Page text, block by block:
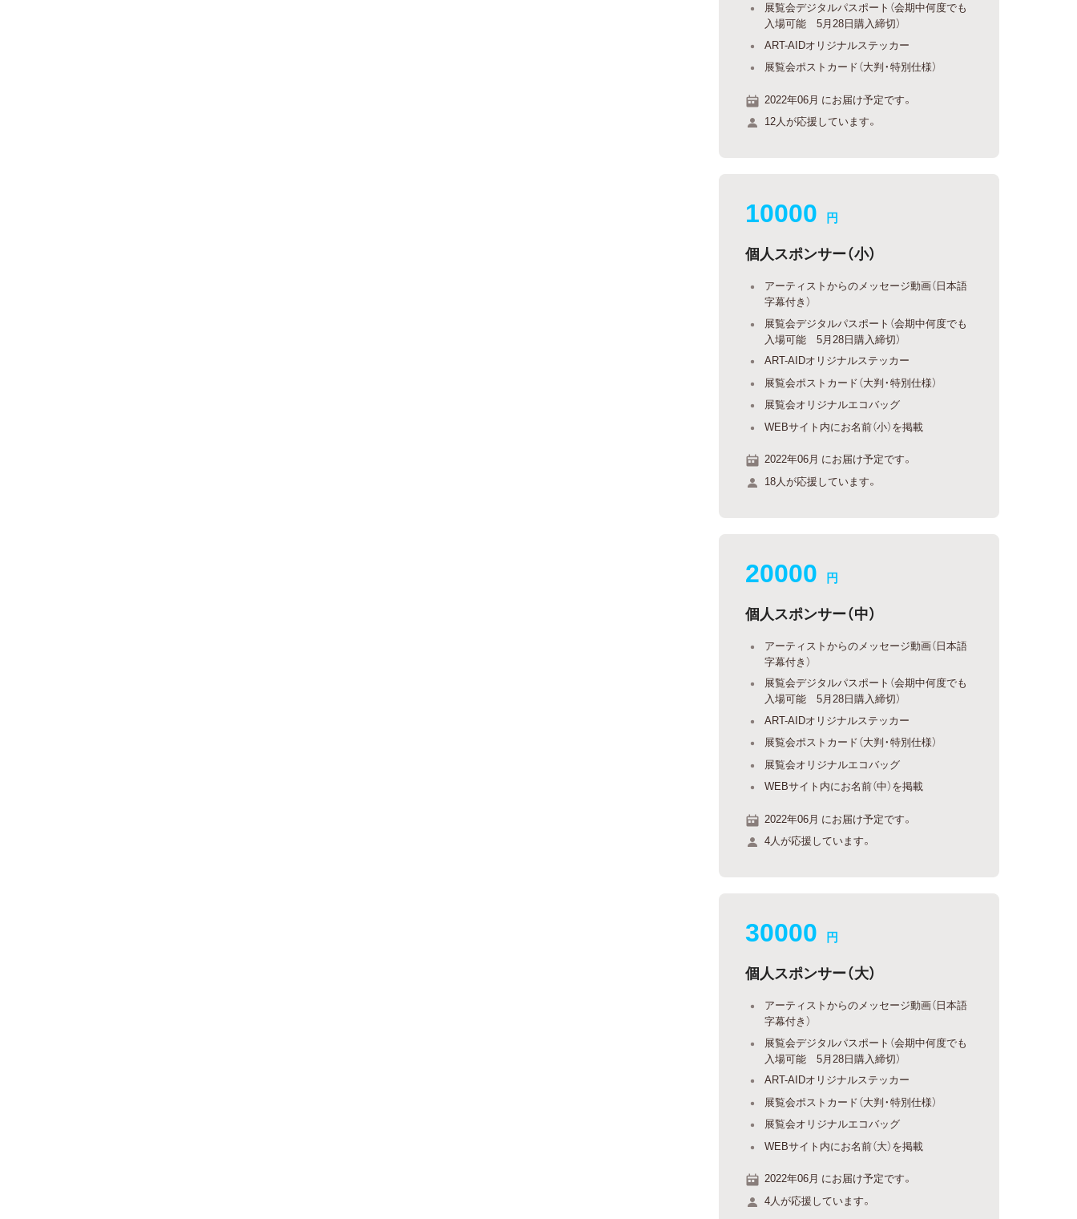
展覧会デジタルパスポート（会期中何度でも
入場可能 5月28日購入締切）
ART-AIDオリジナルステッカー
展覧会ポストカード（大判・特別仕様）
2022年06月 にお届け予定です。
12人が応援しています。
10000 円
個人スポンサー（小）
アーティストからのメッセージ動画（日本語
字幕付き）
展覧会デジタルパスポート（会期中何度でも
入場可能 5月28日購入締切）
ART-AIDオリジナルステッカー
展覧会ポストカード（大判・特別仕様）
展覧会オリジナルエコバッグ
WEBサイト内にお名前（小）を掲載
2022年06月 にお届け予定です。
18人が応援しています。
20000 円
個人スポンサー（中）
アーティストからのメッセージ動画（日本語
字幕付き）
展覧会デジタルパスポート（会期中何度でも
入場可能 5月28日購入締切）
ART-AIDオリジナルステッカー
展覧会ポストカード（大判・特別仕様）
展覧会オリジナルエコバッグ
WEBサイト内にお名前（中）を掲載
2022年06月 にお届け予定です。
4人が応援しています。
30000 円
個人スポンサー（大）
アーティストからのメッセージ動画（日本語
字幕付き）
展覧会デジタルパスポート（会期中何度でも
入場可能 5月28日購入締切）
ART-AIDオリジナルステッカー
展覧会ポストカード（大判・特別仕様）
展覧会オリジナルエコバッグ
WEBサイト内にお名前（大）を掲載
2022年06月 にお届け予定です。
4人が応援しています。